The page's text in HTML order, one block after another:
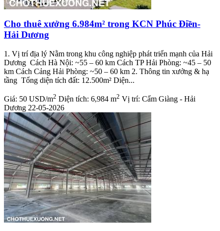
Cho thuê xưởng 6.984m² trong KCN Phúc Điền-
Hải Dương
1. Vị trí địa lý Nằm trong khu công nghiệp phát triển mạnh của Hải
Dương Cách Hà Nội: ~55 – 60 km Cách TP Hải Phòng: ~45 – 50
km Cách Cảng Hải Phòng: ~50 – 60 km 2. Thông tin xưởng & hạ
tầng Tổng diện tích đất: 12.500m² Diện...
Giá: 50 USD/m2 Diện tích: 6,984 m2 Vị trí: Cẩm Giàng - Hải
Dương 22-05-2026